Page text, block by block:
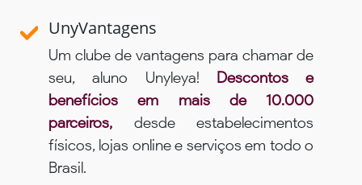
UnyVantagens
Um clube de vantagens para chamar de
seu, aluno Unyleya! Descontos e
benefícios em mais de 10.000
parceiros, desde estabelecimentos
físicos, lojas online e serviços em todo o
Brasil.